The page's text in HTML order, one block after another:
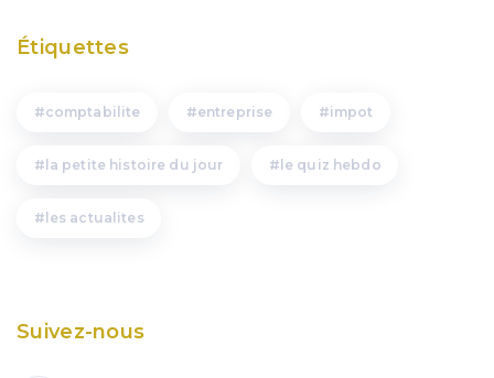
Étiquettes
comptabilite entreprise impot
la petite histoire du jour le quiz hebdo
les actualites
Suivez-nous